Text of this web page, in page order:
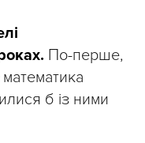
По-перше,
б із ними